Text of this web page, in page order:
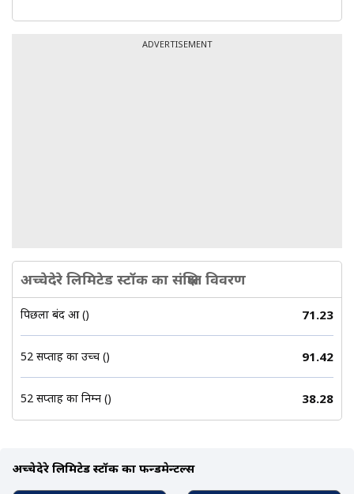
ADVERTISEMENT
अच्चेदेरे लिमिटेड स्टॉक का संक्षिप्त विवरण
पिछला बंद हुआ (₹) 71.23
52 सप्ताह का उच्च (₹) 91.42
52 सप्ताह का निम्न (₹) 38.28
अच्चेदेरे लिमिटेड स्टॉक का फन्डमेन्टल्स